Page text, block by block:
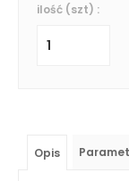
ilość (szt) :
Opis